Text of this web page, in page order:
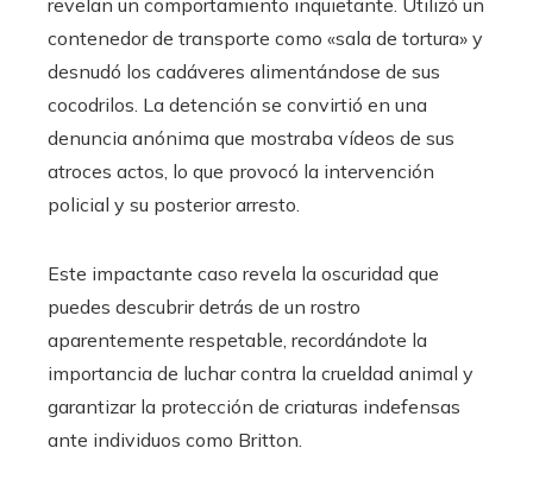
contenedor de transporte como «sala de tortura» y
desnudó los cadáveres alimentándose de sus
cocodrilos. La detención se convirtió en una
denuncia anónima que mostraba vídeos de sus
atroces actos, lo que provocó la intervención
policial y su posterior arresto.
Este impactante caso revela la oscuridad que
puedes descubrir detrás de un rostro
aparentemente respetable, recordándote la
importancia de luchar contra la crueldad animal y
garantizar la protección de criaturas indefensas
ante individuos como Britton.